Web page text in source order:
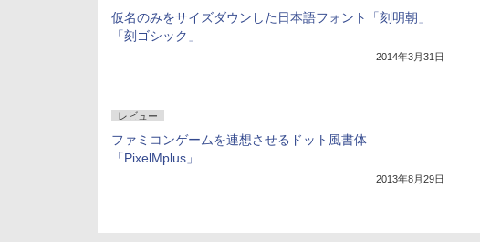
仮名のみをサイズダウンした日本語フォント「刻明朝」
「刻ゴシック」
2014年3月31日
レビュー
ファミコンゲームを連想させるドット風書体
「PixelMplus」
2013年8月29日